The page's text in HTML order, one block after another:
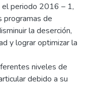
periodo 2016 – 1,
programas de
la deserción,
y lograr optimizar la
niveles de
debido a su